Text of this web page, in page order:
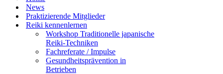
News
Praktizierende Mitglieder
Reiki kennenlernen
Workshop Traditionelle japanische
Reiki-Techniken
Fachreferate / Impulse
Gesundheitsprävention in
Betrieben